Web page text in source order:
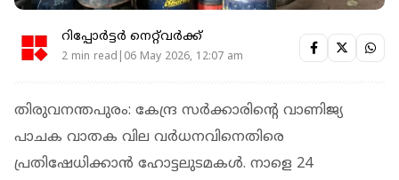
റിപ്പോർട്ടർ നെറ്റ്‌വര്‍ക്ക്‌
2 min read|06 May 2026, 12:07 am
തിരുവനന്തപുരം: കേന്ദ്ര സ‍ർക്കാരിൻ്റെ വാണിജ്യ
പാചക വാതക വില വ‍ർധനവിനെതിരെ
പ്രതിഷേധിക്കാൻ ഹോട്ടലുടമകൾ. നാളെ 24